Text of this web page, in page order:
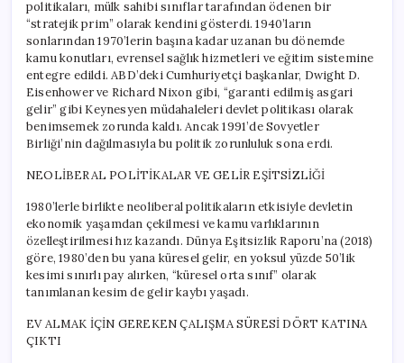
politikaları, mülk sahibi sınıflar tarafından ödenen bir
“stratejik prim” olarak kendini gösterdi. 1940’ların
sonlarından 1970’lerin başına kadar uzanan bu dönemde
kamu konutları, evrensel sağlık hizmetleri ve eğitim sistemine
entegre edildi. ABD’deki Cumhuriyetçi başkanlar, Dwight D.
Eisenhower ve Richard Nixon gibi, “garanti edilmiş asgari
gelir” gibi Keynesyen müdahaleleri devlet politikası olarak
benimsemek zorunda kaldı. Ancak 1991’de Sovyetler
Birliği’nin dağılmasıyla bu politik zorunluluk sona erdi.
NEOLİBERAL POLİTİKALAR VE GELİR EŞİTSİZLİĞİ
1980’lerle birlikte neoliberal politikaların etkisiyle devletin
ekonomik yaşamdan çekilmesi ve kamu varlıklarının
özelleştirilmesi hız kazandı. Dünya Eşitsizlik Raporu’na (2018)
göre, 1980’den bu yana küresel gelir, en yoksul yüzde 50’lik
kesimi sınırlı pay alırken, “küresel orta sınıf” olarak
tanımlanan kesim de gelir kaybı yaşadı.
EV ALMAK İÇİN GEREKEN ÇALIŞMA SÜRESİ DÖRT KATINA
ÇIKTI